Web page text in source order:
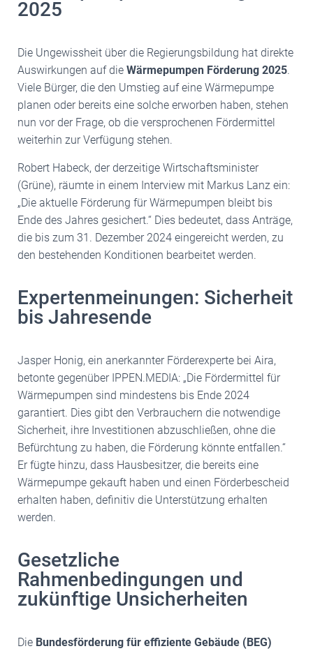
2025
Die Ungewissheit über die Regierungsbildung hat direkte
Auswirkungen auf die Wärmepumpen Förderung 2025.
Viele Bürger, die den Umstieg auf eine Wärmepumpe
planen oder bereits eine solche erworben haben, stehen
nun vor der Frage, ob die versprochenen Fördermittel
weiterhin zur Verfügung stehen.
Robert Habeck, der derzeitige Wirtschaftsminister
(Grüne), räumte in einem Interview mit Markus Lanz ein:
„Die aktuelle Förderung für Wärmepumpen bleibt bis
Ende des Jahres gesichert.“ Dies bedeutet, dass Anträge,
die bis zum 31. Dezember 2024 eingereicht werden, zu
den bestehenden Konditionen bearbeitet werden.
Expertenmeinungen: Sicherheit
bis Jahresende
Jasper Honig, ein anerkannter Förderexperte bei Aira,
betonte gegenüber IPPEN.MEDIA: „Die Fördermittel für
Wärmepumpen sind mindestens bis Ende 2024
garantiert. Dies gibt den Verbrauchern die notwendige
Sicherheit, ihre Investitionen abzuschließen, ohne die
Befürchtung zu haben, die Förderung könnte entfallen.“
Er fügte hinzu, dass Hausbesitzer, die bereits eine
Wärmepumpe gekauft haben und einen Förderbescheid
erhalten haben, definitiv die Unterstützung erhalten
werden.
Gesetzliche
Rahmenbedingungen und
zukünftige Unsicherheiten
Die Bundesförderung für effiziente Gebäude (BEG)